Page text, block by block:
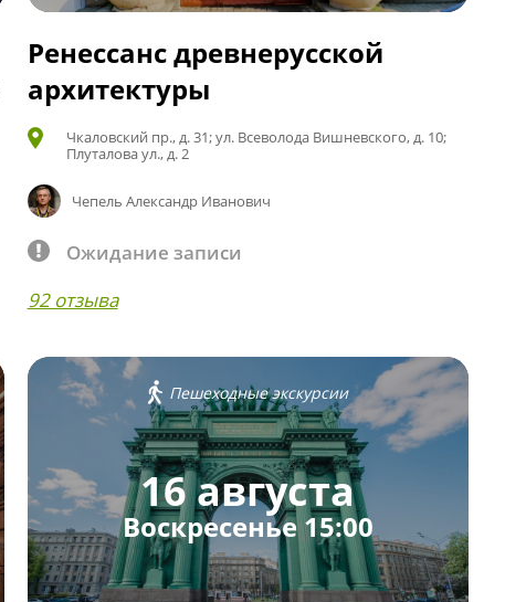
Ренессанс древнерусской
архитектуры
Чкаловский пр., д. 31; ул. Всеволода Вишневского, д. 10;
Плуталова ул., д. 2
Чепель Александр Иванович
Ожидание записи
92 отзыва
Пешеходные экскурсии
16 августа
Воскресенье 15:00